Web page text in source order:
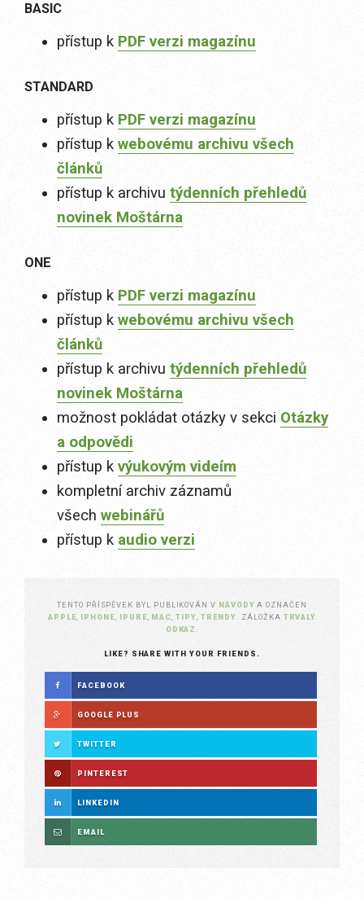
BASIC
přístup k PDF verzi magazínu
STANDARD
přístup k PDF verzi magazínu
přístup k webovému archivu všech
článků
přístup k archivu týdenních přehledů
novinek Moštárna
ONE
přístup k PDF verzi magazínu
přístup k webovému archivu všech
článků
přístup k archivu týdenních přehledů
novinek Moštárna
možnost pokládat otázky v sekci Otázky
a odpovědi
přístup k výukovým videím
kompletní archiv záznamů
všech webinářů
přístup k audio verzi
TENTO PŘÍSPĚVEK BYL PUBLIKOVÁN V NÁVODY A OZNAČEN
APPLE IPHONE IPURE MAC ,TIPY TRENDY . ZÁLOŽKA TRVALÝ
ODKAZ
LIKE? SHARE WITH YOUR FRIENDS.
FACEBOOK
GOOGLE PLUS
TWITTER
PINTEREST
LINKEDIN
EMAIL